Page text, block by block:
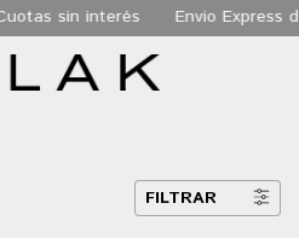
interés Envio Express de 24 hs
FILTRAR